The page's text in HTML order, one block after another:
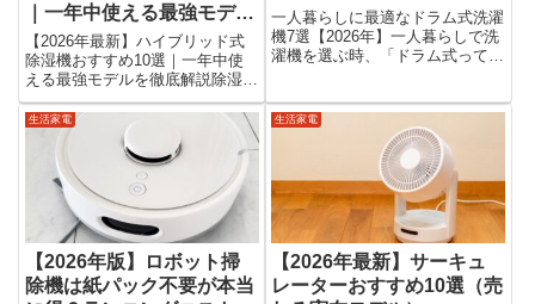
｜一年中使える最強モデル
を徹底解説
【2026年最新】ハイブリッド式
除湿機おすすめ10選｜一年中使
える最強モデルを徹底解説除湿機
を選ぶときに最近人気なのが「ハ
イブリッド式除湿機」です。コン
プレッサー式とデシカント式の両
方のメリットを持ち、一年中使え
る万能タイプとして注目されて...
一人暮らしに最適なドラム式洗濯
機7選【2026年】一人暮らしで洗
濯機を選ぶ時、「ドラム式って本
は非常に多いです。しかし最近
は、 幅60cm対応 コンパクト設
計 静音モデル ヒートポン...
生活家電
【2026年版】ロボット掃
除機は紙パック不要が本当
生活家電
【2026年最新】サーキュ
レーターおすすめ10選（売